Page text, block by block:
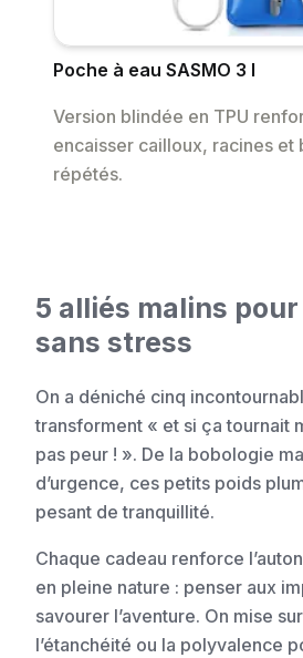
Poche à eau SASMO 3 l
Version blindée en TPU
encaisser cailloux, racines et
répétés.
5 alliés malins
sans stress
On a déniché cinq
transforment « et si ça tournait
pas peur ! ». De la bobologie
d’urgence, ces petits poids
pesant de tranquillité.
Chaque cadeau renforce
en pleine nature : penser aux
savourer l’aventure. On mise
l’étanchéité ou la polyvalence